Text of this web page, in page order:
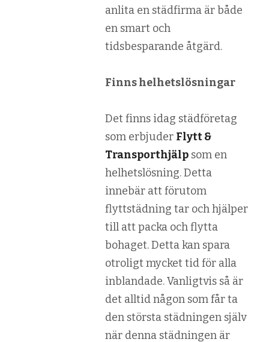
anlita en städfirma är både
en smart och
tidsbesparande åtgärd.
Finns helhetslösningar
Det finns idag städföretag
som erbjuder Flytt &
Transporthjälp som en
helhetslösning. Detta
innebär att förutom
flyttstädning tar och hjälper
till att packa och flytta
bohaget. Detta kan spara
otroligt mycket tid för alla
inblandade. Vanligtvis så är
det alltid någon som får ta
den största städningen själv
när denna städningen är